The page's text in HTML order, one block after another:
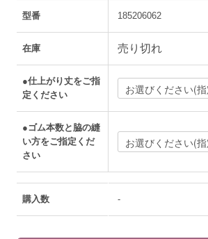
型番 185206062
在庫 売り切れ
●仕上がり丈をご指
定ください
●ゴム本数と脇の縫
い方をご指定くだ
さい
購入数 -